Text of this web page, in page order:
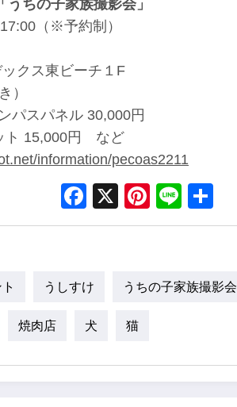
ちの子家族撮影会」
（※予約制）
クス東ビーチ１F
）
パスパネル 30,000円
円 など
information/pecoas2211
Facebook
X Pinterest
Line
うしすけ うちの子家族撮影会
焼肉店 犬 猫